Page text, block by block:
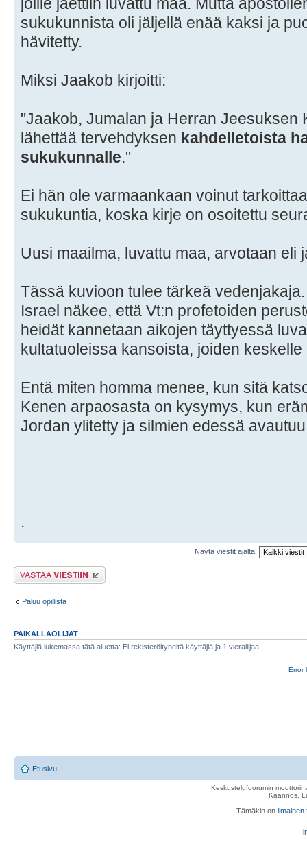
sukukunnista oli jäljellä enää kaksi ja
hävitetty.
Miksi Jaakob kirjoitti:
"Jaakob, Jumalan ja Herran Jeesuksen
lähettää tervehdyksen kahdelletoista
sukukunnalle."
Ei hän ole varmaankaan voinut
sukukuntia, koska kirje on osoitettu
Uusi maailma, luvattu maa, arvotaan eli
Tässä kuvioon tulee tärkeä
Israel näkee, että Vt:n profetoiden
heidät kannetaan aikojen täyttyessä
kultatuoleissa kansoista, joiden
Entä miten homma menee, kun sitä
Kenen arpaosasta on kysymys, kun
Jordan ylitetty ja silmien edessä
.
Näytä viestit ajalta:
Lähetä vastaus
Paluu opillista
PAIKALLAOLIJAT
Käyttäjiä lukemassa tätä aluetta: Ei rekisteröityneitä käyttäjiä ja 1 vierailijaa
Error
Etusivu
Keskustelufoorumin
Käännös,
Tämäkin on ilmainen